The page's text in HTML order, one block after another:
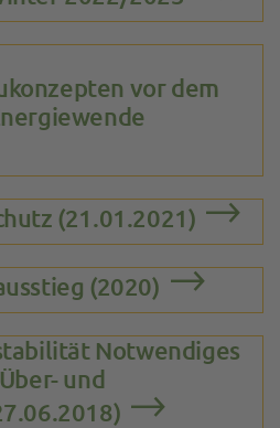
vor dem
(21.01.2021)
(2020)
Notwendiges
und